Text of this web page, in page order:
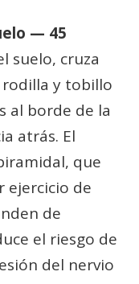
— 45
suelo, cruza
y tobillo
al borde de la
atrás. El
que
ejercicio de
de
el riesgo de
del nervio